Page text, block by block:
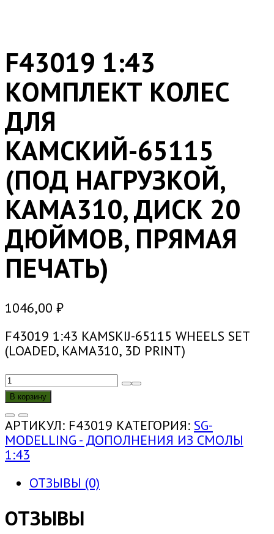
F43019 1:43
КОМПЛЕКТ КОЛЕС
ДЛЯ
КАМСКИЙ-65115
(ПОД НАГРУЗКОЙ,
КАМА310, ДИСК 20
ДЮЙМОВ, ПРЯМАЯ
ПЕЧАТЬ)
1046,00 ₽
F43019 1:43 KAMSKIJ-65115 WHEELS SET
(LOADED, KAMA310, 3D PRINT)
КОЛИЧЕСТВО
ТОВАРА
F43019
1:43
КОМПЛЕКТ
КОЛЕС
ДЛЯ
КАМСКИЙ-65115
(ПОД
НАГРУЗКОЙ,
КАМА310,
В корзину
АРТИКУЛ: F43019 КАТЕГОРИЯ: SG-
MODELLING - ДОПОЛНЕНИЯ ИЗ СМОЛЫ
1:43
ОТЗЫВЫ (0)
ОТЗЫВЫ